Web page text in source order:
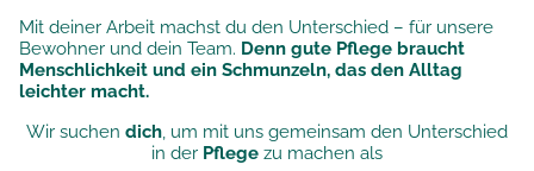
Mit deiner Arbeit machst du den Unterschied – für unsere
Bewohner und dein Team. Denn gute Pflege braucht
Menschlichkeit und ein Schmunzeln, das den Alltag
leichter macht.
Wir suchen dich, um mit uns gemeinsam den Unterschied
in der Pflege zu machen als